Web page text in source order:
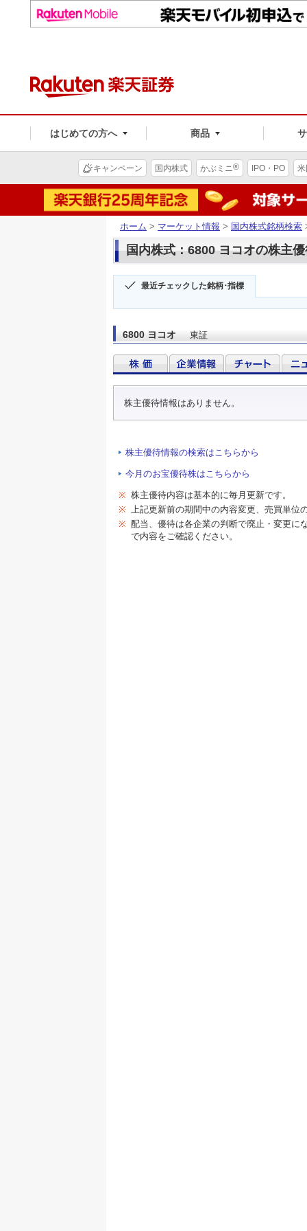
はじめての方へ 商品
キャンペーン 国内株式 かぶミニ® IPO・PO
ホーム > マーケット情報 > 国内株式銘柄検索
国内株式：6800 ヨコオの株主
最近チェックした銘柄･指標
6800 ヨコオ 東証
株主優待情報はありません。
株主優待情報の検索はこちらから
今月のお宝優待株はこちらから
※ 株主優待内容は基本的に毎月更新です。
※ 上記更新前の期間中の内容変更、売買単位
※ 配当、優待は各企業の判断で廃止・変更に
で内容をご確認ください。